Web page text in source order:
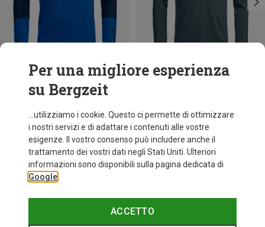
Risparmi 22%
Per una migliore esperienza
su Bergzeit
...utilizziamo i cookie. Questo ci permette di ottimizzare
i nostri servizi e di adattare i contenuti alle vostre
esigenze. Il vostro consenso può includere anche il
trattamento dei vostri dati negli Stati Uniti. Ulteriori
informazioni sono disponibili sulla pagina dedicata di
Google
ACCETTO